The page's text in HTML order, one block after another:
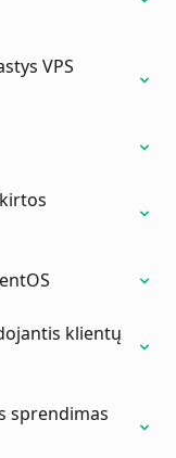
VPS
klientų
sprendimas